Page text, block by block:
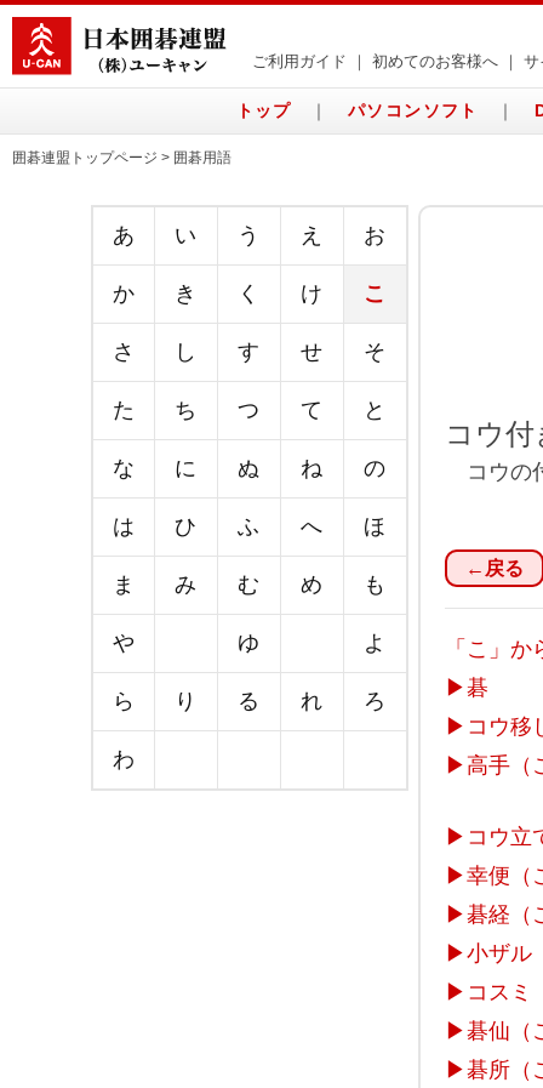
ご利用ガイド 初めてのお客様へ サ
トップ ｜ パソコンソフト ｜
囲碁連盟トップページ > 囲碁用語
あ い う え お
か き く け こ
さ し す せ そ
た ち つ て と
な に ぬ ね の
は ひ ふ へ ほ
ま み む め も
や ゆ よ
ら り る れ ろ
わ
コウ付
コウの
←戻る
「こ」
▶碁
▶ コウ移
▶高手（
▶ コウ立
▶幸便（
▶碁経（
▶小ザル
▶ コスミ
▶碁仙（
▶碁所（